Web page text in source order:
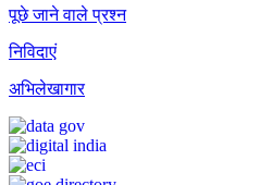
पूछे जाने वाले प्रश्न
निविदाएं
अभिलेखागार